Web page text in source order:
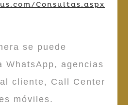
Consultas.aspx
se puede
WhatsApp, agencias
cliente, Call Center
móviles.